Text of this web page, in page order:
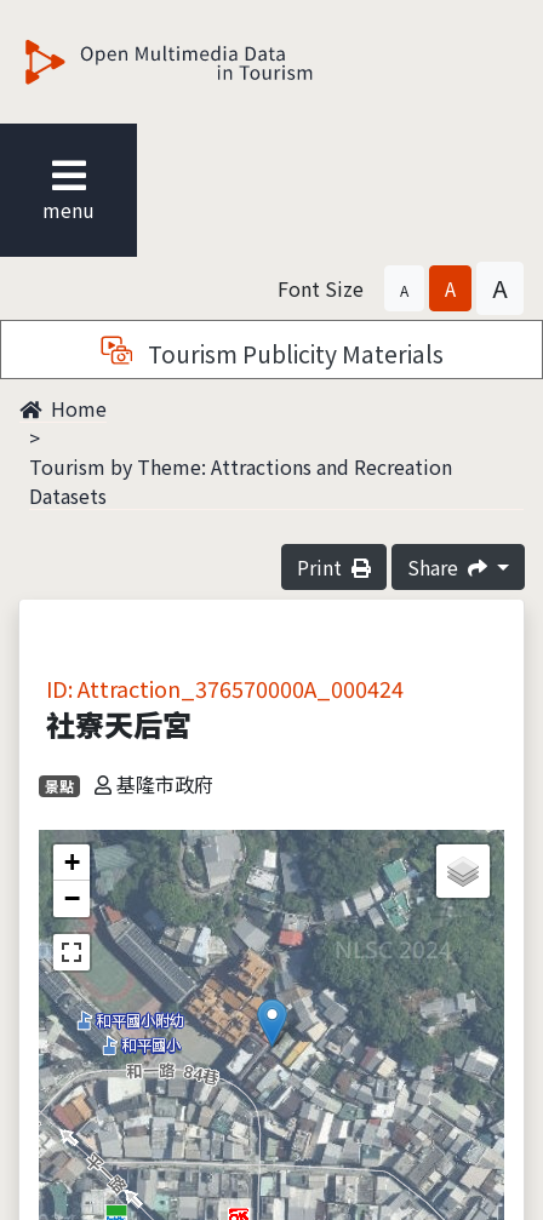
menu
Font Size A A A
Tourism Publicity Materials
Home
Tourism by Theme: Attractions and Recreation
Datasets
Print Share
ID: Attraction_376570000A_000424
社寮天后宮
景點 基隆市政府
+
−